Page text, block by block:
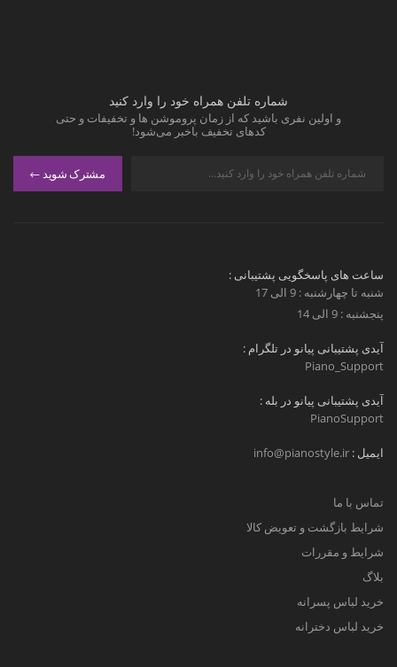
شماره تلفن همراه خود را وارد کنید
و اولین نفری باشید که از زمان پروموشن ها و تخفیفات و حتی
کدهای تخفیف باخبر می‌شود!
مشترک شوید
ساعت های پاسخگویی پشتیبانی :
شنبه تا چهارشنبه : 9 الی 17
پنجشنبه : 9 الی 14
آیدی پشتیبانی پیانو در تلگرام :
Piano_Support
آیدی پشتیبانی پیانو در بله :
PianoSupport
ایمیل : info@pianostyle.ir
تماس با ما
شرایط بازگشت و تعویض کالا
شرایط و مقررات
بلاگ
خرید لباس پسرانه
خرید لباس دخترانه